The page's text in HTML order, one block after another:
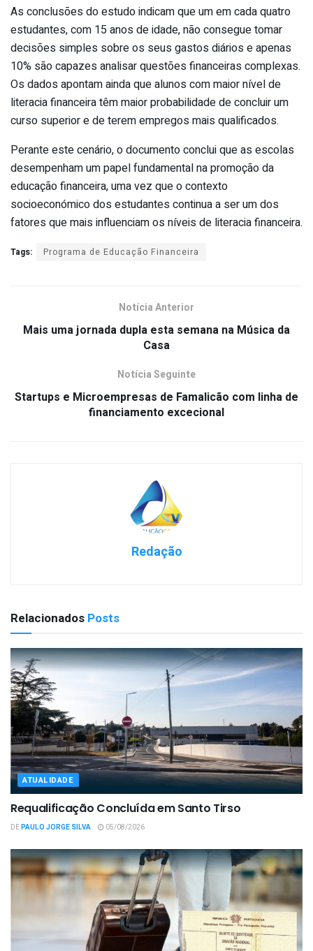
As conclusões do estudo indicam que um em cada quatro
estudantes, com 15 anos de idade, não consegue tomar
decisões simples sobre os seus gastos diários e apenas
10% são capazes analisar questões financeiras complexas.
Os dados apontam ainda que alunos com maior nível de
literacia financeira têm maior probabilidade de concluir um
curso superior e de terem empregos mais qualificados.
Perante este cenário, o documento conclui que as escolas
desempenham um papel fundamental na promoção da
educação financeira, uma vez que o contexto
socioeconómico dos estudantes continua a ser um dos
fatores que mais influenciam os níveis de literacia financeira.
Tags: Programa de Educação Financeira
Notícia Anterior
Mais uma jornada dupla esta semana na Música da
Casa
Notícia Seguinte
Startups e Microempresas de Famalicão com linha de
financiamento excecional
Redação
Relacionados Posts
ATUALIDADE
Requalificação Concluída em Santo Tirso
DEPAULO JORGE SILVA 05/08/2026